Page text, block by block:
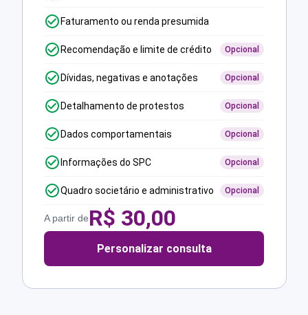
Faturamento ou renda presumida
Recomendação e limite de crédito Opcional
Dívidas, negativas e anotações Opcional
Detalhamento de protestos Opcional
Dados comportamentais Opcional
Informações do SPC Opcional
Quadro societário e administrativo Opcional
A partir deR$ 30,00
Personalizar consulta